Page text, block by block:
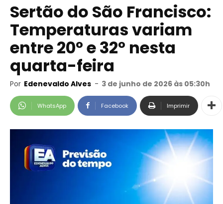
Sertão do São Francisco:
Temperaturas variam
entre 20º e 32º nesta
quarta-feira
Por Edenevaldo Alves - 3 de junho de 2026 às 05:30h
WhatsApp Facebook Imprimir